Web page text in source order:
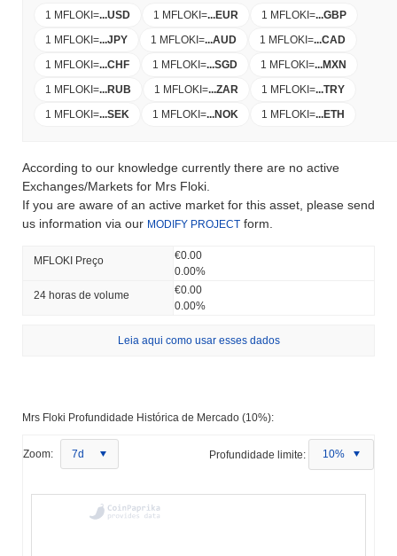
1 MFLOKI =...USD 1 MFLOKI =...EUR 1 MFLOKI =...GBP
1 MFLOKI =...JPY 1 MFLOKI =...AUD 1 MFLOKI =...CAD
1 MFLOKI =...CHF 1 MFLOKI =...SGD 1 MFLOKI =...MXN
1 MFLOKI =...RUB 1 MFLOKI =...ZAR 1 MFLOKI =...TRY
1 MFLOKI =...SEK 1 MFLOKI =...NOK 1 MFLOKI =...ETH
According to our knowledge currently there are no active
Exchanges/Markets for Mrs Floki.
If you are aware of an active market for this asset, please send
us information via our MODIFY PROJECT form.
MFLOKI Preço
€0.00
0.00%
24 horas de volume
€0.00
0.00%
Leia aqui como usar esses dados
Mrs Floki Profundidade Histórica de Mercado (10%):
Zoom: 7d Profundidade limite: 10%